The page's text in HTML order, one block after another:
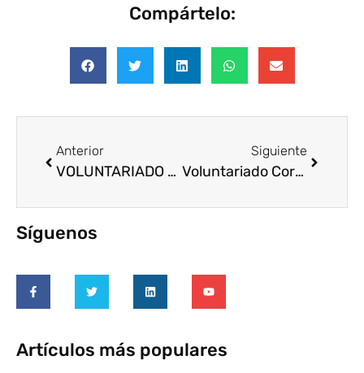
Compártelo:
Anterior
VOLUNTARIADO CORPORATIVO PARA DEL DESARROLLO: ¿Sólo vacaciones o aporte de Valor para la Empresa y la Comunidad?
Siguiente
Voluntariado Corporativo en tiempos de crisis
Síguenos
Artículos más populares